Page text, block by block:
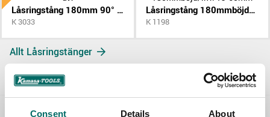
Consent Details About
Låsringstång 180mm 90° utv
K 3033
Låsringstång 180mmböjd/inv. 19-60mm
K 1198
Allt Låsringstänger